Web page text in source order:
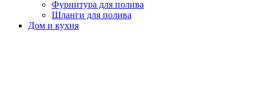
Фурнитура для полива
Шланги для полива
Дом и кухня